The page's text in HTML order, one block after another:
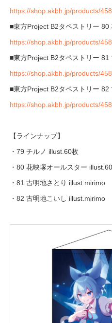
https://shop.akbh.jp/products/
■東方Project B2タペストリー
https://shop.akbh.jp/products/
■東方Project B2タペストリー
https://shop.akbh.jp/products/
■東方Project B2タペストリー
https://shop.akbh.jp/products/
【ラインナップ】
・79 チルノ illust.60枚
・80 花映塚オールスター
・81 古明地さとり illust.mirimo
・82 古明地こいし illust.mirimo